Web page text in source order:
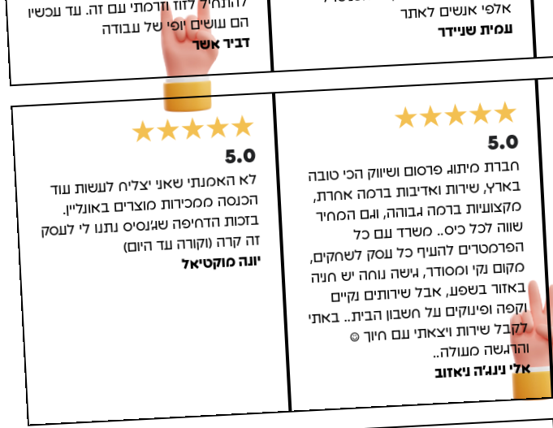
אלפי אנשים לאתר
עמית שניידר הם עושים יופי של עבודה
דביר אשר
5.0
חברת מיתוג פרסום ושיווק הכי טובה
בארץ, שירות ואדיבות ברמה אחרת,
מקצועיות ברמה גבוהה, וגם המחיר
שווה לכל כיס.. משרד עם כל
הפרמטרים להעיף כל עסק לשחקים,
מקום נקי ומסודר, גישה נוחה יש חניה
באזור בשפע, אבל שירותים נקיים
וקפה ופינוקים על חשבון הבית.. באתי
לקבל שירות ויצאתי עם חיוך ☺
והרגשה מעולה..
אלי נינג'ה ניאזוב
5.0
לא האמנתי שאני יצליח לעשות עוד
הכנסה ממכירות מוצרים באונליין.
בזכות הדחיפה שג'נסיס נתנו לי לעסק
זה קרה (וקורה עד היום)
יונה מוקטיאל